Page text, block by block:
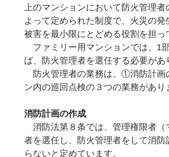
上のマンションにおいて防火管理
よって定められた制度で、火災の
被害を最小限にとどめる役割を担っ
ファミリー用マンションでは、1
ば、防火管理者を選任する必要があ
防火管理者の業務は、①消防計画
ン内の巡回点検の３つの業務があり
消防計画の作成
消防法第８条では、管理権限者（
者を選任し、防火管理者をして消
らないと定めています。